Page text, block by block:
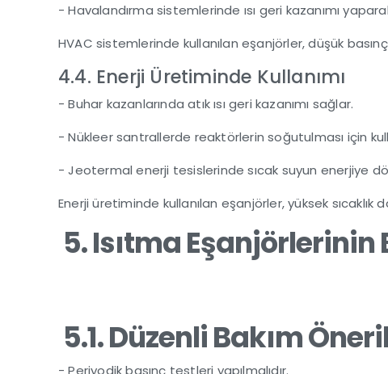
- Havalandırma sistemlerinde ısı geri kazanımı
HVAC sistemlerinde kullanılan eşanjörler, düşük
4.4. Enerji Üretiminde Kullanımı
- Buhar kazanlarında atık ısı geri kazanımı sağlar.
- Nükleer santrallerde reaktörlerin soğutulması için
- Jeotermal enerji tesislerinde sıcak suyun enerjiye
Enerji üretiminde kullanılan eşanjörler, yüksek
5. Isıtma Eşanjörlerinin
5.1. Düzenli Bakım